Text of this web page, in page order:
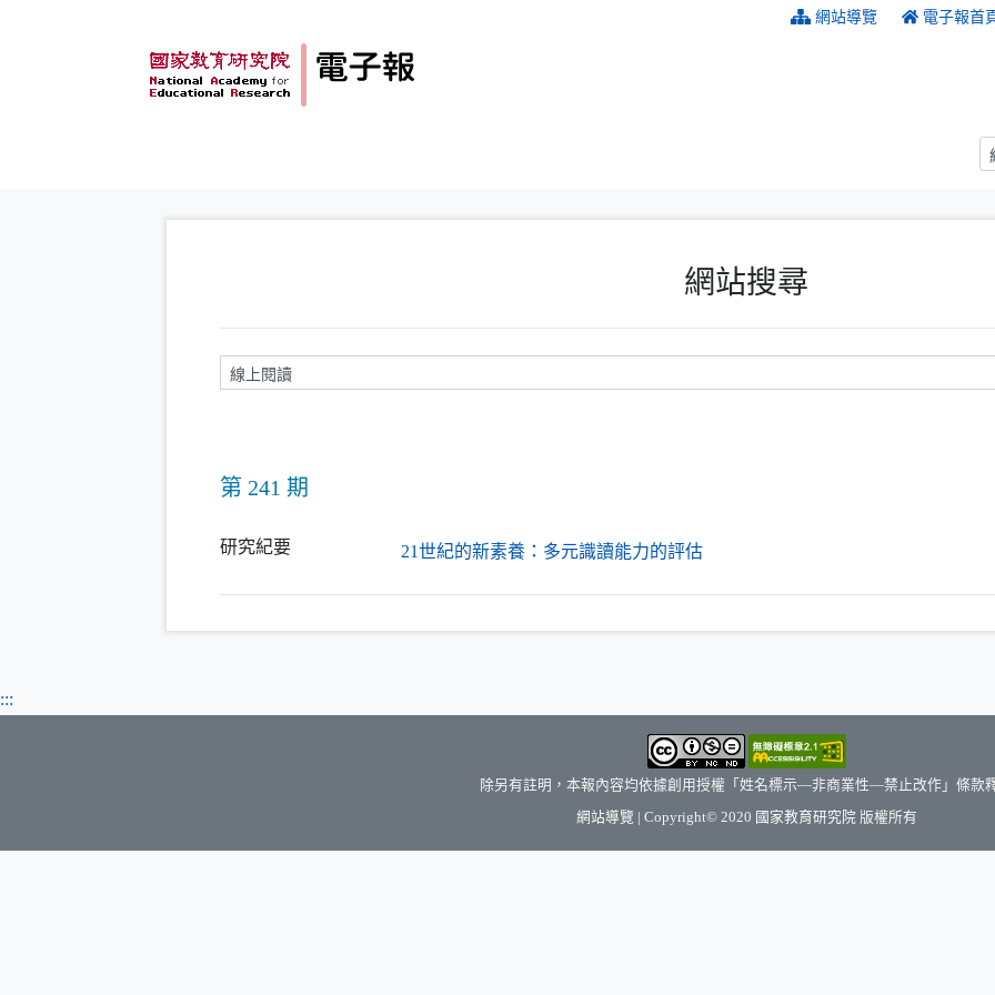
網站導覽 電子報首
網站搜尋
請輸入關鍵字
第 241 期
研究紀要 21世紀的新素養：多元識讀能力的評估（另開新視窗）
:::
除另有註明，本報內容均依據創用授權「姓名標示—非商業性—禁止改作」條款
網站導覽 | Copyright© 2020 國家教育研究院（另開新視窗）
版權所有